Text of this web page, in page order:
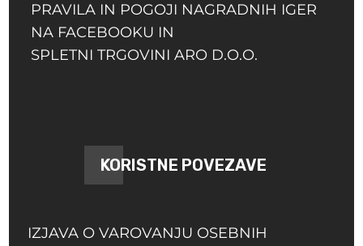
PRAVILA IN POGOJI NAGRADNIH IGER
NA FACEBOOKU IN
SPLETNI TRGOVINI ARO D.O.O.
KORISTNE POVEZAVE
IZJAVA O VAROVANJU OSEBNIH